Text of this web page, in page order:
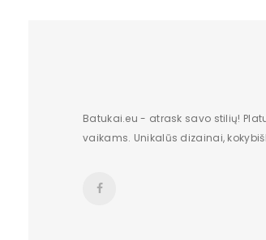
Batukai.eu - atrask savo stilių!
vaikams. Unikalūs dizainai,